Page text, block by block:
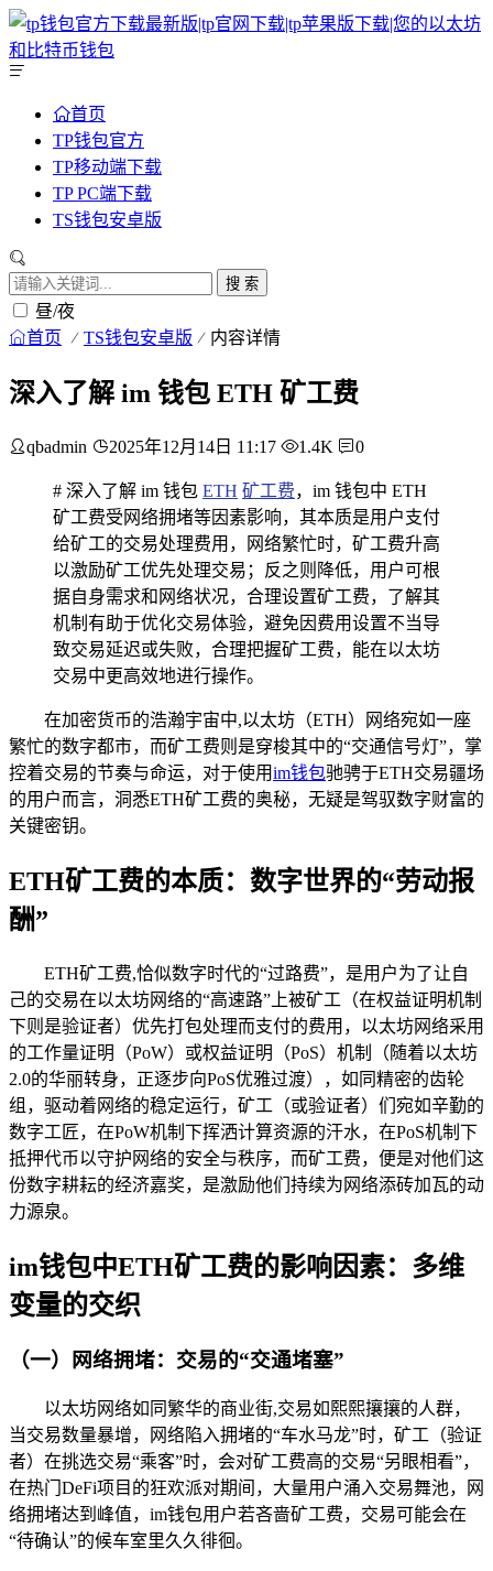
首页
TP钱包官方
TP移动端下载
TP PC端下载
TS钱包安卓版
搜 索
昼/夜
首页 TS钱包安卓版 内容详情
深入了解 im 钱包 ETH 矿工费
qbadmin 2025年12月14日 11:17 1.4K 0
# 深入了解 im 钱包 ETH 矿工费，im 钱包中 ETH
矿工费受网络拥堵等因素影响，其本质是用户支付
给矿工的交易处理费用，网络繁忙时，矿工费升高
以激励矿工优先处理交易；反之则降低，用户可根
据自身需求和网络状况，合理设置矿工费，了解其
机制有助于优化交易体验，避免因费用设置不当导
致交易延迟或失败，合理把握矿工费，能在以太坊
交易中更高效地进行操作。
在加密货币的浩瀚宇宙中,以太坊（ETH）网络宛如一座
繁忙的数字都市，而矿工费则是穿梭其中的“交通信号灯”，掌
控着交易的节奏与命运，对于使用im钱包驰骋于ETH交易疆场
的用户而言，洞悉ETH矿工费的奥秘，无疑是驾驭数字财富的
关键密钥。
ETH矿工费的本质：数字世界的“劳动报
酬”
ETH矿工费,恰似数字时代的“过路费”，是用户为了让自
己的交易在以太坊网络的“高速路”上被矿工（在权益证明机制
下则是验证者）优先打包处理而支付的费用，以太坊网络采用
的工作量证明（PoW）或权益证明（PoS）机制（随着以太坊
2.0的华丽转身，正逐步向PoS优雅过渡），如同精密的齿轮
组，驱动着网络的稳定运行，矿工（或验证者）们宛如辛勤的
数字工匠，在PoW机制下挥洒计算资源的汗水，在PoS机制下
抵押代币以守护网络的安全与秩序，而矿工费，便是对他们这
份数字耕耘的经济嘉奖，是激励他们持续为网络添砖加瓦的动
力源泉。
im钱包中ETH矿工费的影响因素：多维
变量的交织
（一）网络拥堵：交易的“交通堵塞”
以太坊网络如同繁华的商业街,交易如熙熙攘攘的人群，
当交易数量暴增，网络陷入拥堵的“车水马龙”时，矿工（验证
者）在挑选交易“乘客”时，会对矿工费高的交易“另眼相看”，
在热门DeFi项目的狂欢派对期间，大量用户涌入交易舞池，网
络拥堵达到峰值，im钱包用户若吝啬矿工费，交易可能会在
“待确认”的候车室里久久徘徊。